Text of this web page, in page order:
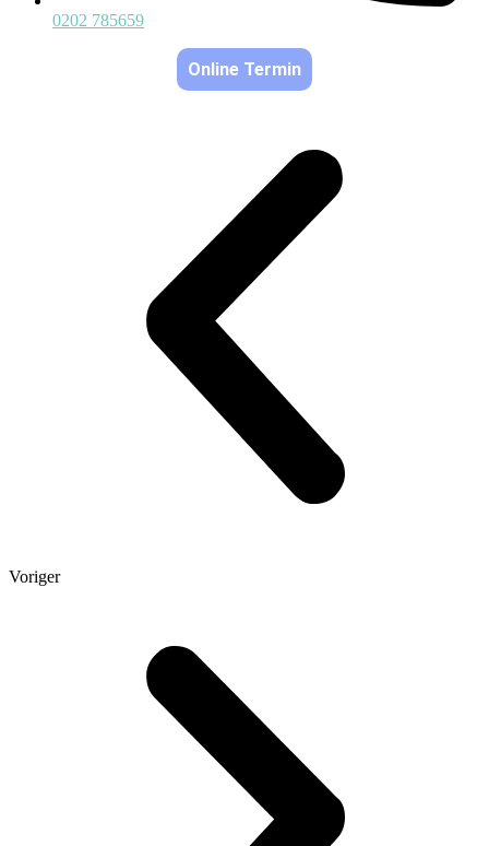
0202 785659
Online Termin
Voriger